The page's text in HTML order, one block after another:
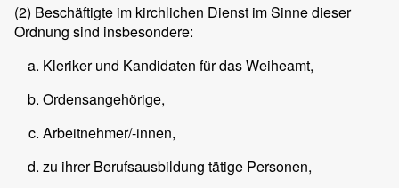
(2) Beschäftigte im kirchlichen Dienst im Sinne dieser
Ordnung sind insbesondere:
Kleriker und Kandidaten für das Weiheamt,
Ordensangehörige,
Arbeitnehmer/-innen,
zu ihrer Berufsausbildung tätige Personen,